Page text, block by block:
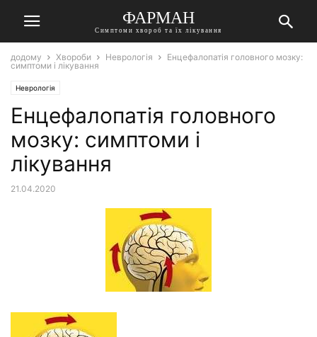
ФАРМАН
Симптоми хвороб та їх лікування
додому Хвороби Неврологія
Енцефалопатія головного мозку:
симптоми і лікування
Неврологія
Енцефалопатія головного
мозку: симптоми і
лікування
21.04.2020